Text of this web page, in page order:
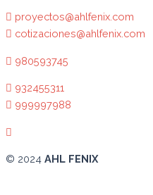
proyectos@ahlfenix.com
cotizaciones@ahlfenix.com
980593745
932455311
999997988
© 2024 AHL FENIX